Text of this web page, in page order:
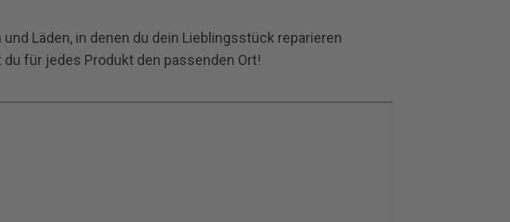
Läden, in denen du dein Lieblingsstück reparieren
für jedes Produkt den passenden Ort!